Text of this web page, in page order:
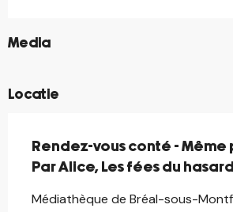
Media
©
Locatie
Rendez-vous conté - Même
Par Alice, Les fées du hasard
Médiathèque de Bréal-sous-